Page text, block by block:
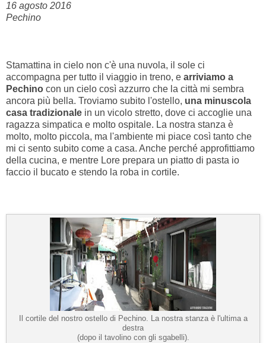
16 agosto 2016
Pechino
Stamattina in cielo non c'è una nuvola, il sole ci
accompagna per tutto il viaggio in treno, e arriviamo a
Pechino con un cielo così azzurro che la città mi sembra
ancora più bella. Troviamo subito l'ostello, una minuscola
casa tradizionale in un vicolo stretto, dove ci accoglie una
ragazza simpatica e molto ospitale. La nostra stanza è
molto, molto piccola, ma l'ambiente mi piace così tanto che
mi ci sento subito come a casa. Anche perché approfittiamo
della cucina, e mentre Lore prepara un piatto di pasta io
faccio il bucato e stendo la roba in cortile.
Il cortile del nostro ostello di Pechino. La nostra stanza è l'ultima a
destra
(dopo il tavolino con gli sgabelli).